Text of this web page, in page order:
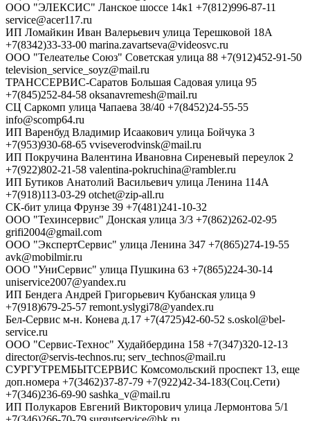
ООО "ЭЛЕКСИС" Ланское шоссе 14к1 +7(812)996-87-11
service@acer117.ru
ИП Ломайкин Иван Валерьевич улица Терешковой 18А
+7(8342)33-33-00 marina.zavartseva@videosvc.ru
ООО "Телеателье Союз" Советская улица 88 +7(912)452-91-50
television_service_soyz@mail.ru
ТРАНССЕРВИС-Саратов Большая Садовая улица 95
+7(845)252-84-58 oksanavremesh@mail.ru
СЦ Саркомп улица Чапаева 38/40 +7(8452)24-55-55
info@scomp64.ru
ИП Варенбуд Владимир Исаакович улица Бойчука 3
+7(953)930-68-65 vviseverodvinsk@mail.ru
ИП Покручина Валентина Ивановна Сиреневый переулок 2
+7(922)802-21-58 valentina-pokruchina@rambler.ru
ИП Бутиков Анатолий Васильевич улица Ленина 114А
+7(918)113-03-29 otchet@zip-all.ru
СК-бит улица Фрунзе 39 +7(481)241-10-32
ООО "Техинсервис" Донская улица 3/3 +7(862)262-02-95
grifi2004@gmail.com
ООО "ЭкспертСервис" улица Ленина 347 +7(865)274-19-55
avk@mobilmir.ru
ООО "УниСервис" улица Пушкина 63 +7(865)224-30-14
uniservice2007@yandex.ru
ИП Бендега Андрей Григорьевич Кубанская улица 9
+7(918)679-25-57 remont.yslygi78@yandex.ru
Бел-Сервис м-н. Конева д.17 +7(4725)42-60-52 s.oskol@bel-
service.ru
ООО "Сервис-Технос" Худайбердина 158 +7(347)320-12-13
director@servis-technos.ru; serv_technos@mail.ru
СУРГУТРЕМБЫТСЕРВИС Комсомольский проспект 13, еще
доп.номера +7(3462)37-87-79 +7(922)42-34-183(Соц.Сети)
+7(346)236-69-90 sashka_v@mail.ru
ИП Полукаров Евгений Викторович улица Лермонтова 5/1